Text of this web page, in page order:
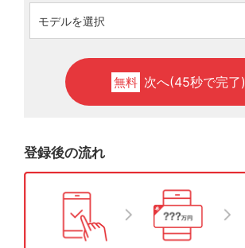
無料 次へ(45秒で完了)
登録後の流れ